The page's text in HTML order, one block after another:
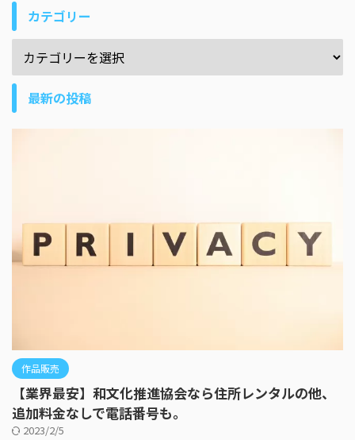
カテゴリー
最新の投稿
作品販売
【業界最安】和文化推進協会なら住所レンタルの他、
追加料金なしで電話番号も。
2023/2/5